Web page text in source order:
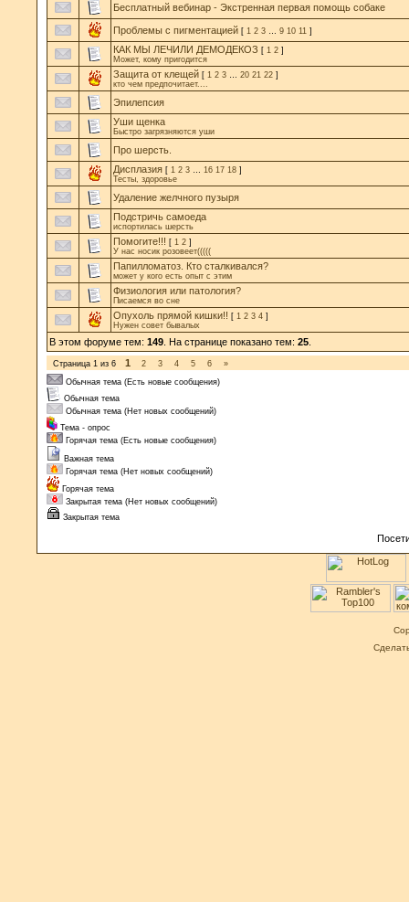
Бесплатный вебинар - Экстренная первая помощь собаке
Проблемы с пигментацией [ 1 2 3 9 10 11 ]
КАК МЫ ЛЕЧИЛИ ДЕМОДЕКОЗ [ 1 2 ]
Может, кому пригодится
Защита от клещей [ 1 2 3 20 21 22 ]
кто чем предпочитает....
Эпилепсия
Уши щенка
Быстро загрязняются уши
Про шерсть.
Дисплазия [ 1 2 3 16 17 18 ]
Тесты, здоровье
Удаление желчного пузыря
Подстричь самоеда
испортилась шерсть
Помогите!!! [ 1 2 ]
У нас носик розовеет(((((
Папилломатоз. Кто сталкивался?
может у кого есть опыт с этим
Физиология или патология?
Писаемся во сне
Опухоль прямой кишки!! [ 1 2 3 4 ]
Нужен совет бывалых
В этом форуме тем: 149 . На странице показано тем: 25
Страница 1 из 6 1 2 3 4 5 6
»
Обычная тема (Есть новые сообщения)
Обычная тема
Обычная тема (Нет новых сообщений)
Тема - опрос
Горячая тема (Есть новые сообщения)
Важная тема
Горячая тема (Нет новых сообщений)
Горячая тема
Закрытая тема (Нет новых сообщений)
Закрытая тема